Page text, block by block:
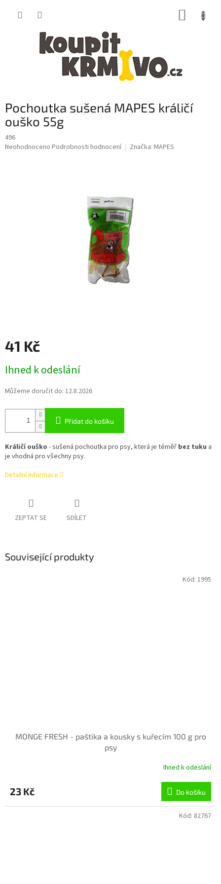
Pochoutka sušená MAPES králičí
ouško 55g
496
Průměrné
Neohodnoceno Podrobnosti hodnocení Značka: MAPES
41 Kč
cena:
Ihned k odeslání
Můžeme doručit do: 12.8.2026
Přidat do košíku
Králičí ouško - sušená pochoutka pro psy, která je téměř bez tuku a
je vhodná pro všechny psy.
Detailní informace
ZEPTAT SE SDÍLET
Související produkty
MONGE FRESH - paštika a kousky s kuřecím 100 g pro
psy
Ihned k odeslání
23 Kč Do košíku
Kód: 1995
Kód: 82767